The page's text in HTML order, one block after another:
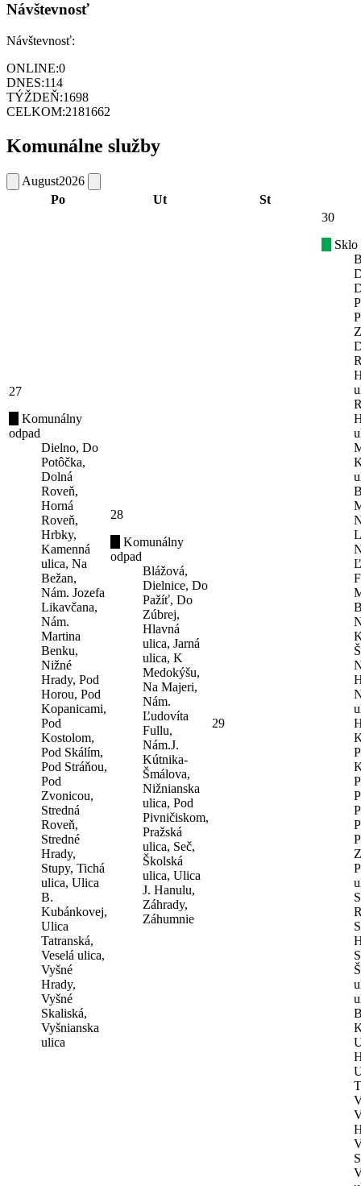
Návštevnosť
Návštevnosť:
ONLINE:0
DNES:114
TÝŽDEŇ:1698
CELKOM:2181662
Komunálne služby
August2026
Po
Ut St
27
Komunálny
odpad
Dielno, Do
Potôčka,
Dolná
Roveň,
Horná
Roveň,
Hrbky,
Kamenná
ulica, Na
Bežan,
Nám. Jozefa
Likavčana,
Nám.
Martina
Benku,
Nižné
Hrady, Pod
Horou, Pod
Kopanicami,
Pod
Kostolom,
Pod Skálím,
Pod Stráňou,
Pod
Zvonicou,
Stredná
Roveň,
Stredné
Hrady,
Stupy, Tichá
ulica, Ulica
B.
Kubánkovej,
Ulica
Tatranská,
Veselá ulica,
Vyšné
Hrady,
Vyšné
Skaliská,
Vyšnianska
ulica
28
Komunálny
odpad
Blážová,
Dielnice, Do
Pažíť, Do
Zúbrej,
Hlavná
ulica, Jarná
ulica, K
Medokýšu,
Na Majeri,
Nám.
Ľudovíta
Fullu,
Nám.J.
Kútnika-
Šmálova,
Nižnianska
ulica, Pod
Pivničiskom,
Pražská
ulica, Seč,
Školská
ulica, Ulica
J. Hanulu,
Záhrady,
Záhumnie
29
30
Sklo